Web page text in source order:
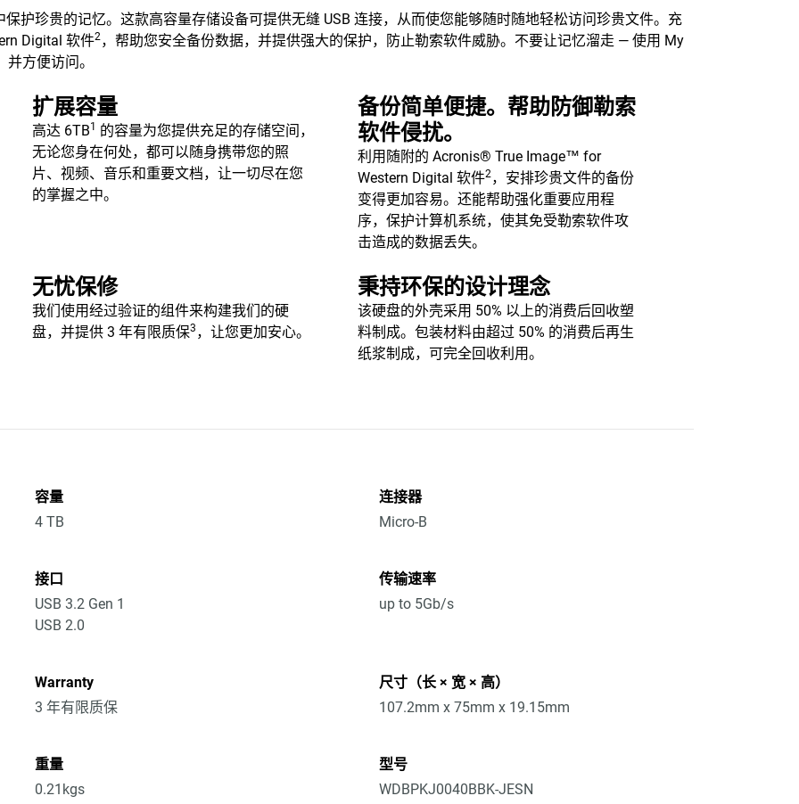
护珍贵的记忆。这款高容量存储设备可提供无缝 USB 连接，从而使您能够随时随地轻松访问珍贵文件。充
Digital 软件2，帮助您安全备份数据，并提供强大的保护，防止勒索软件威胁。不要让记忆溜走 — 使用 My
方便访问。
扩展容量
高达 6TB1
的容量为您提供充足的存储空间，
无论您身在何处，都可以随身携带您的照
片、视频、音乐和重要文档，让一切尽在您
的掌握之中。
备份简单便捷。帮助防御勒索
软件侵扰。
利用随附的 Acronis® True Image™ for
Western Digital 软件2，安排珍贵文件的备份
变得更加容易。还能帮助强化重要应用程
序，保护计算机系统，使其免受勒索软件攻
击造成的数据丢失。
无忧保修
我们使用经过验证的组件来构建我们的硬
盘，并提供 3 年有限质保3 ，让您更加安心。
秉持环保的设计理念
该硬盘的外壳采用 50% 以上的消费后回收塑
料制成。包装材料由超过 50% 的消费后再生
纸浆制成，可完全回收利用。
容量
4 TB
连接器
Micro-B
接口
USB 3.2 Gen 1
USB 2.0
传输速率
up to 5Gb/s
Warranty
3 年有限质保
尺寸（长 × 宽 × 高）
107.2mm x 75mm x 19.15mm
重量
0.21kgs
型号
WDBPKJ0040BBK-JESN